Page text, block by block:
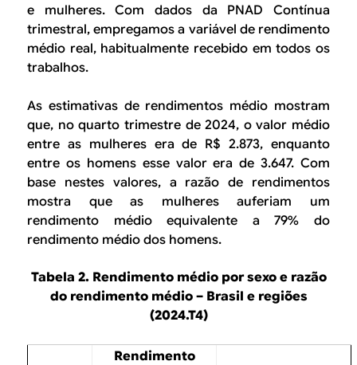
e mulheres. Com dados da PNAD Contínua
trimestral, empregamos a variável de rendimento
médio real, habitualmente recebido em todos os
trabalhos.
As estimativas de rendimentos médio mostram
que, no quarto trimestre de 2024, o valor médio
entre as mulheres era de R$ 2.873, enquanto
entre os homens esse valor era de 3.647. Com
base nestes valores, a razão de rendimentos
mostra que as mulheres auferiam um
rendimento médio equivalente a 79% do
rendimento médio dos homens.
Tabela 2. Rendimento médio por sexo e razão
do rendimento médio – Brasil e regiões
(2024.T4)
Rendimento